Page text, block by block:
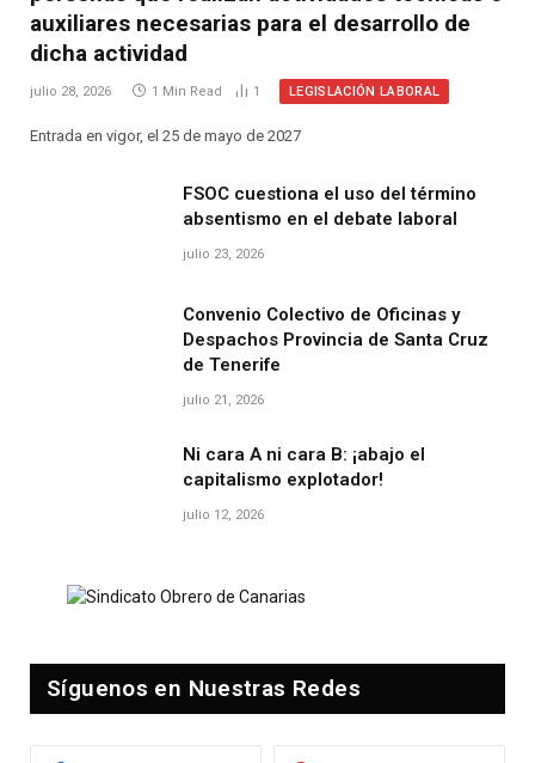
auxiliares necesarias para el desarrollo de
dicha actividad
julio 28, 2026 1 Min Read 1 LEGISLACIÓN LABORAL
Entrada en vigor, el 25 de mayo de 2027
FSOC cuestiona el uso del término
absentismo en el debate laboral
julio 23, 2026
Convenio Colectivo de Oficinas y
Despachos Provincia de Santa Cruz
de Tenerife
julio 21, 2026
Ni cara A ni cara B: ¡abajo el
capitalismo explotador!
julio 12, 2026
Síguenos en Nuestras Redes